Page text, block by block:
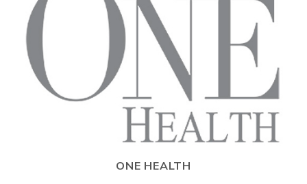
ONE HEALTH